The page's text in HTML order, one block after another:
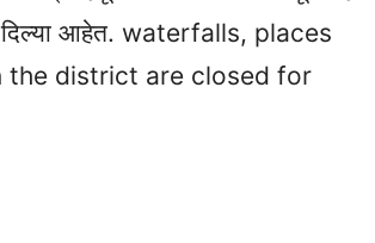
दिल्या आहेत. waterfalls, places
the district are closed for